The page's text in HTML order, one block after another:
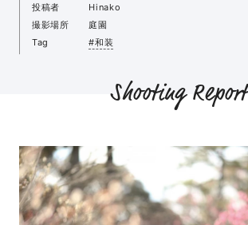
投稿者
Hinako
撮影場所
庭園
Tag
#和装
Shooting Report